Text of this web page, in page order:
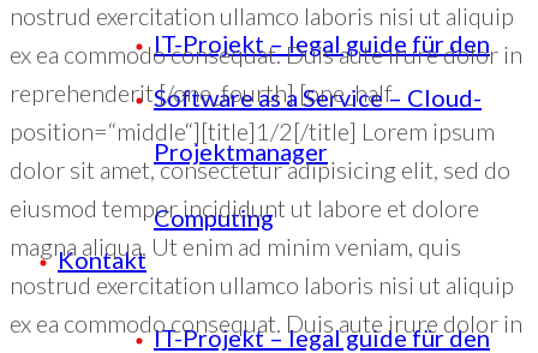
Software as a Service – Cloud-
Computing
IT-Projekt – legal guide für den
IT-Projekt – legal guide für den
Projektmanager
Kontakt
nostrud exercitation ullamco laboris nisi ut aliquip
ex ea commodo consequat. Duis aute irure dolor in
reprehenderit [/one_fourth] [one_half
position=“middle“][title]1/2[/title] Lorem ipsum
dolor sit amet, consectetur adipisicing elit, sed do
eiusmod tempor incididunt ut labore et dolore
magna aliqua. Ut enim ad minim veniam, quis
nostrud exercitation ullamco laboris nisi ut aliquip
ex ea commodo consequat. Duis aute irure dolor in